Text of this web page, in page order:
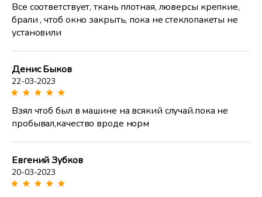
Все соответствует, ткань плотная, люверсы крепкие,
брали , чтоб окно закрыть, пока не стеклопакеты не
установили
Денис Быков
22-03-2023
Взял чтоб был в машине на всякий случай.пока не
пробывал,качество вроде норм
Евгений Зубков
20-03-2023